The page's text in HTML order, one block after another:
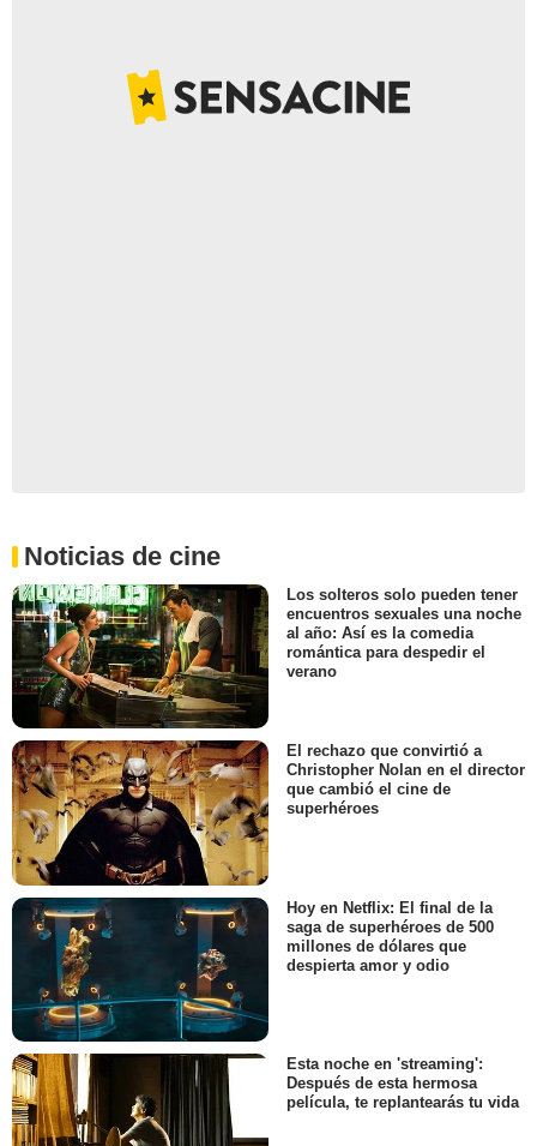
Noticias de cine
Los solteros solo pueden tener
encuentros sexuales una noche
al año: Así es la comedia
romántica para despedir el
verano
El rechazo que convirtió a
Christopher Nolan en el director
que cambió el cine de
superhéroes
Hoy en Netflix: El final de la
saga de superhéroes de 500
millones de dólares que
despierta amor y odio
Esta noche en 'streaming':
Después de esta hermosa
película, te replantearás tu vida